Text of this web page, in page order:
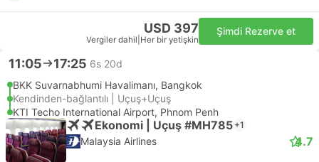
USD 397
Vergiler dahil Her bir yetişkin
Şimdi Rezerve et
11:05 17:25 6s 20d
BKK Suvarnabhumi Havalimanı, Bangkok
Kendinden-bağlantılı | Uçuş+Uçuş
KTI Techo International Airport, Phnom Penh
Ekonomi | Uçuş #MH785 +1
Malaysia Airlines 4.7